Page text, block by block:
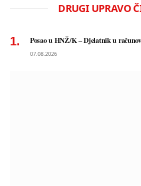
DRUGI UPRAVO
Posao u HNŽ/K – Djelatnik u
07.08.2026